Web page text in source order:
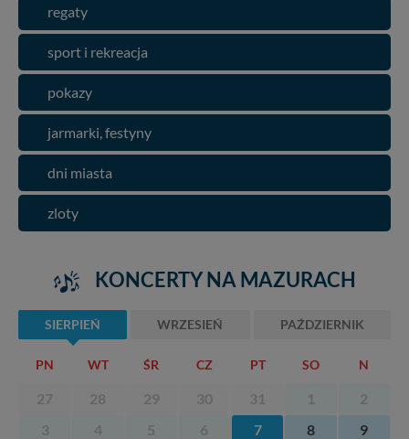
regaty
sport i rekreacja
pokazy
jarmarki, festyny
dni miasta
zloty
KONCERTY NA MAZURACH
SIERPIEŃ WRZESIEŃ PAŹDZIERNIK
PN WT ŚR CZ PT SO N
27 28 29 30 31 1
2
3
4 5 6 7 8
9